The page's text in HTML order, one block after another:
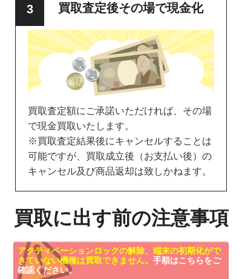
買取査定後その場で現金化
買取査定額にご承諾いただければ、その場
で現金買取いたします。
※買取査定結果後にキャンセルすることは
可能ですが、買取成立後（お支払い後）の
キャンセル及び商品返却は致しかねます。
買取に出す前の注意事項
アクティベーションロックの解除、端末の初期化がで
きていない機種は買取できません。 手順はこちらをご
確認ください。